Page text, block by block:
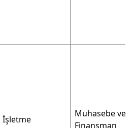
İşletme
Muhasebe ve
Finansman